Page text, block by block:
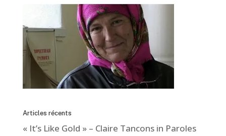
Articles récents
« It’s Like Gold » – Claire Tancons in Paroles